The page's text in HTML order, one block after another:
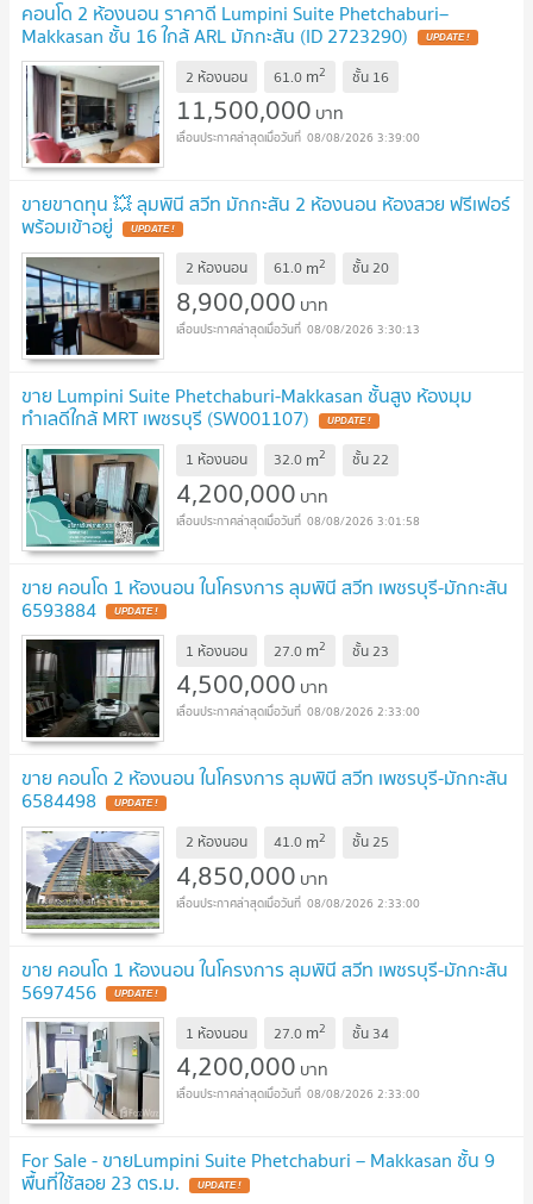
คอนโด 2 ห้องนอน ราคาดี Lumpini Suite Phetchaburi–
Makkasan ชั้น 16 ใกล้ ARL มักกะสัน (ID 2723290)
2 ห้องนอน 61.0 m2 ชั้น 16
11,500,000 บาท
08/08/2026 3:39:00
ขายขาดทุน 💥 ลุมพินี สวีท มักกะสัน 2 ห้องนอน ห้องสวย ฟรีเฟอร์
พร้อมเข้าอยู่
2 ห้องนอน 61.0 m2 ชั้น20
8,900,000 บาท
08/08/2026 3:30:13
ขาย Lumpini Suite Phetchaburi-Makkasan ชั้นสูง ห้องมุม
ทำเลดีใกล้ MRT เพชรบุรี (SW001107)
1 ห้องนอน 32.0 m2 ชั้น22
4,200,000 บาท
08/08/2026 3:01:58
ขาย คอนโด 1 ห้องนอน ในโครงการ ลุมพินี สวีท เพชรบุรี-มักกะสัน
6593884
1 ห้องนอน 27.0 m2 ชั้น23
4,500,000 บาท
08/08/2026 2:33:00
ขาย คอนโด 2 ห้องนอน ในโครงการ ลุมพินี สวีท เพชรบุรี-มักกะสัน
6584498
2 ห้องนอน 41.0 m2 ชั้น25
4,850,000 บาท
08/08/2026 2:33:00
ขาย คอนโด 1 ห้องนอน ในโครงการ ลุมพินี สวีท เพชรบุรี-มักกะสัน
5697456
1 ห้องนอน 27.0 m2 ชั้น 34
4,200,000 บาท
08/08/2026 2:33:00
For Sale - ขายLumpini Suite Phetchaburi – Makkasan ชั้น 9
พื้นที่ใช้สอย 23 ตร.ม.